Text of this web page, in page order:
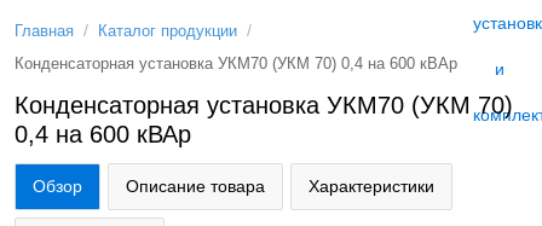
Главная / Каталог продукции /
Конденсаторная установка УКМ70 (УКМ 70) 0,4 на 600 кВАр
Конденсаторная установка УКМ70 (УКМ 70)
0,4 на 600 кВАр
Обзор Описание товара Характеристики